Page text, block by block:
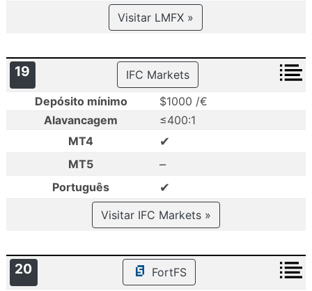
Visitar LMFX »
19
IFC Markets
Depósito mínimo
$1000 /€
Alavancagem
≤400:1
MT4
✔
MT5 –
Português ✔
Visitar IFC Markets »
20
FortFS